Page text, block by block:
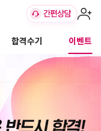
합격수기 이벤트